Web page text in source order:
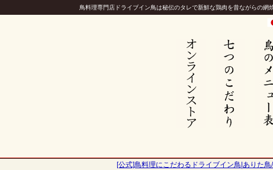
鳥料理専門店ドライブイン鳥は秘伝のタレで新鮮な鶏肉を昔ながらの網
[公式]鳥料理にこだわるドライブイン鳥|ありた